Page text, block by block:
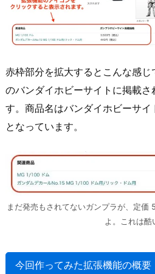
赤枠部分を拡大するとこんな感
のバンダイホビーサイトに掲載さ
す。商品名はバンダイホビーサ
となっています。
まだ発売もされてないガンプラが、定
よ。これは酷
今回作ってみた拡張機能の概要